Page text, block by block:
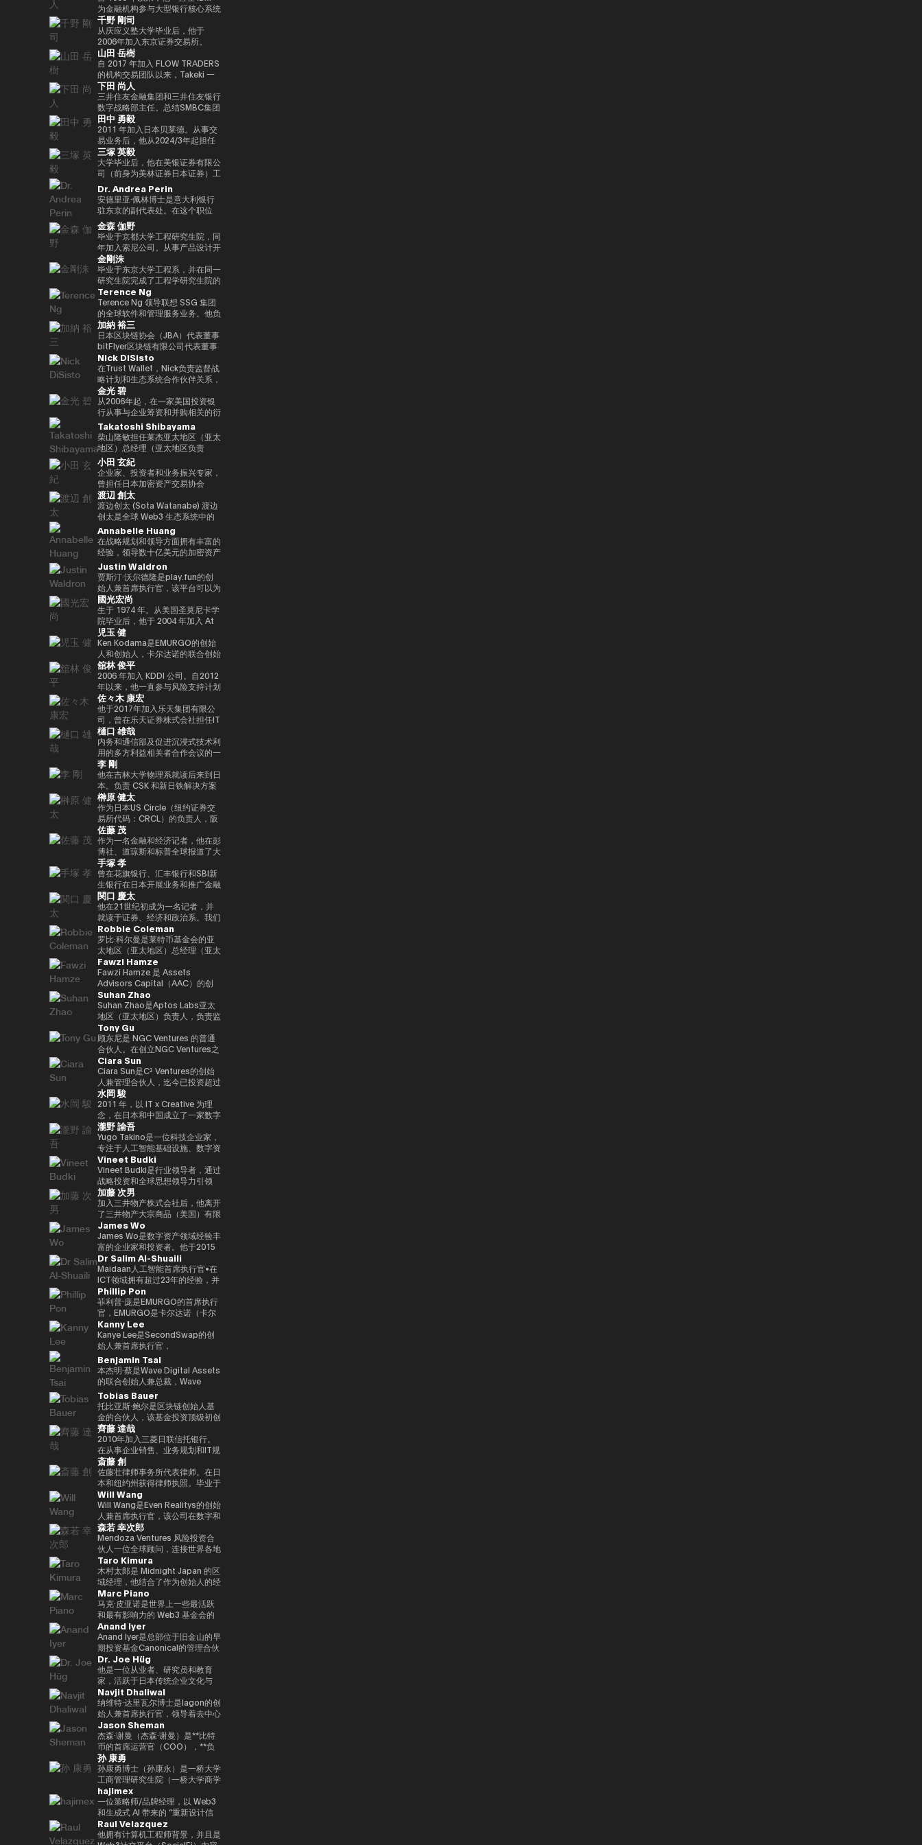
实验室，这是一个课后数字实验
室，旨在培养发散思维和设计思维
等技能，而这些技能在传统教育体
系中并不受到重视。他还是
ThinkBlaze的创始人，
ThinkBlaze是Outblaze的研究部
门，负责研究技术中具有社会意义
的问题。自2018年以来，Yat一直
是游戏行业使用区块链和NFT（不
可替代代币）的早期支持者。人们
认为，这将使游戏玩家能够真正拥
有游戏中的资产和数据，进而拥有
价值本身。Yat 对去中心化应用程
序和数字资产的潜力有了清晰的认
识，很快带领 Animoca Brands
在区块链、游戏、NFT 和开放的
元宇宙中占据了领导地位。
Animoca Brands已经开发了多个
以NFT为中心的子公司和产品组，
还投资了540多家区块链相关公
司，以建立世界上最大的区块链投
资组合之一。迄今为止，Yat先生
获得了许多荣誉，并被世界经济论
坛选为 “明日全球领袖” 之一，在
DHL/SCMP大奖中被选为 “年度青
年企业家”，并被Cointelegraph
评选为 “区块链行业值得关注的
100位人物”。此外，Yat先生是一
位接受过古典音乐正规培训的音乐
家，曾担任BAFTA（英国电影电
视艺术学院）的顾问委员会成员和
亚洲青年管弦乐团的董事会成员。
如有必要，可以准备更自然、更精
致的日语版本来介绍演讲者。
Turpin是一位经验丰富的高管，作
为连续创业者和投资者活跃了超过
35年，并成功退出多次。基于这
一往绩，成立了位于波多黎各的家
族办公室Transform Capital。他
也被称为比特币的早期投资者和思
想领袖（思想领袖），他参与了包
括以太坊和泰达币在内的重大区块
链项目的初始营销和咨询。由于这
些成就，它被CNBC称为 “加密教
父（加密教父）”。BitAngels 于
2013 年共同创立，BitAngels
Fund 1 于 2014 年共同创立。该
基金以以太坊众筹中以每枚代币
30美分的价格投资100万美元而闻
名。图尔平也是2015年开发了 “比
特币四季模型（比特币的四季）”
的人，他于2024年由天马出版社
出版的《比特币超级周期》一书获
得了高度赞誉，并因准确预测
2024/11年初比特币的历史高点更
新而受到关注。在进入数字资产领
域之前，他创立了Market
Wire（现为GlobeNewsWire）。
该公司目前是阿波罗环球管理旗下
的一个业务部门，规模约为5亿美
元。此外，作为消费互联网早期营
销的先驱，他参与了数十个著名互
联网品牌的发展，首先是The
Motley Fool、America Online
Greenhouse和Earthlink的推出。
作为教育背景，她获得了纽约州立
大学布法罗分校的创意写作硕士学
位。他获得了雪城大学的两个学士
学位，自2000年以来，他还曾在
同一所大学担任著名的纽豪斯公共
传播学院的顾问委员会成员。此
外，Turpin被认为是波多黎各比特
币和加密资产社区的先驱，并于
2016年初获得了该领域的第一份
投资者优惠认证（《投资者法
令》）。
经济学研究生院CARF的受邀研究
员。翻译内容包括 “比特币和区块
链：支持加密货币的技术”（NTT
Publishing）和 “掌握以太坊——
构建智能合约和去中心化应用程
序”（O'Reilly Japan）。合著了
《Web3的未解决问题》（日经英
国石油公司）和《13人对Web3加
密资产的未来预测》（朝日新闻出
版社）。
在加入MUIP之前，他曾在独立风
险投资公司Global Brain参与国内
和国际创业投资和CVC管理。在
此之前，他在索尼担任品类经理，
经营海外业务，负责为技术投资和
合资设立以及零售能源业务等新业
务项目提供资金。
为金融机构参与大型银行核心系统
开发和咨询服务。在微软工作后，
他参与了三菱日联金融集团的创新
业务并领导了DX项目。在AU
Financial Holdings担任执行官、
首席数字官和IT总经理以及微软的
业务执行官兼金融创新部门经理之
后，他目前担任现任职务。通用公
司协会 FINOVATORS 成立。
2021年被任命为日本区块链协会
理事。毕业于同志社大学，在东京
大学完成了第17次EMP。
千野 剛司
从庆应义塾大学毕业后，他于
2006年加入东京证券交易所。
2008年金融危机后，他参与了债
务违约管理流程改进项目，领导了
日本证券清算组织的场外衍生品
（信用违约互换和利率互换）结算
项目，并负责日本交易所集团清算
结算领域的业务规划。自2016年
以来，我一直在PWCJapan首席
执行官办公室（企业规划）支持领
导团队的战略讨论。2018/7年，
他加入了运营全球加密资产交易所
Kraken的Payward, Inc.（美
国），并为金融服务局的注册做出
了贡献。从2020/3年起，他就任
公司在日本的代表。2022/7 年，
他就任币安驻日本代表。完成了牛
津大学工商管理硕士（MBA）学
位。
山田 岳樹
自 2017 年加入 FLOW TRADERS
的机构交易团队以来，Takeki 一
直为机构投资者提供流动性服务，
通过大宗交易覆盖包括 ETF、国
际债券及数字资产在内的多种资产
类别，工作地点涵盖新加坡及香
港。 他同时负责日本业务的整体
发展，与日本国内的机构投资者、
ETF 发行方、交易平台、证券交
易所以及加密资产交易所保持密切
合作。 FLOW TRADERS 已连续
多年获得东京证券交易所颁发的
“最佳做市商”奖项。作为一家上市
公司，FLOW TRADERS 亦积极参
与包括现货加密资产及加密资产
ETF 在内的数字资产流动性提
供，致力于连接传统金融与数字资
产行业。
下田 尚人
三井住友金融集团和三井住友银行
数字战略部主任。总结SMBC集团
在数字资产方面的工作。日本银行
结算与结算服务局顾问，任期至
2025/6。结算与结算管理局利用
新技术（Project Agora等）参与
规划和推广先进的结算项目，以及
关于人工智能对金融系统的影响的
国际研究。他还参与了各种国际政
策讨论机构，例如国际清算银行结
算市场基础设施委员会
（CPMI）、七国集团数字支付专
家组（2023年联席主席）、金融
稳定委员会（FSB）创新网络和
BIS/中央银行CBDC小组。在日本
银行，他还先后担任过长崎分行经
理、香港办事处经理、金融机构局
国际科科长（负责巴塞尔监管）、
国际局规划师等职务。在财务省，
他作为国际组织司的规划官负责国
际金融（FATF、FSB等）。毕业
于一桥大学法学院。我在哈佛大学
攻读了计算机科学专业 AI。
田中 勇毅
2011 年加入日本贝莱德。从事交
易业务后，他从2024/3年起担任
贝莱德全球市场经理，负责监督交
易、证券借贷和现金管理。他还曾
在日本的数字战略领域工作。自
2025 年 1 月起，他还担任全球产
品解决方案部，负责监督同一部门
的过渡管理。
三塚 英毅
大学毕业后，他在美银证券有限公
司（前身为美林证券日本证券）工
作，在法国巴黎银行证券有限公司
担任多个职位后，他成为全球市场
管理部的首席运营官。在Web3公
司Animoca Brands Co., Ltd.成
立时担任首席运营官后，他自
2024/3年以来一直担任现任职
务。
Dr. Andrea Perin
安德里亚·佩林博士是意大利银行
驻东京的副代表处。在这个职位
上，我负责日本、韩国、台湾、澳
大利亚和新西兰的经济政策讨论和
宏观经济和金融趋势的分析。我们
还努力通过与当地金融和监管机
构、机构投资者和商界的对话，增
进对意大利经济的理解，进一步加
强两国之间的经济和金融关系。他
在中央银行、银行监管机构以及包
括欧洲中央银行（ECB）和欧洲投
资银行（EIB）在内的国际金融机
构拥有超过15年的经验，在金融
监管、治理和合规方面拥有深厚的
专业知识。我获得了罗马托尔维加
塔大学关于健全监管和监管机构制
裁权限的法学博士学位。
金森 伽野
毕业于京都大学工程研究生院，同
年加入索尼公司。从事产品设计开
发、产品策划和营销工作。之后，
我以互联网证券和经验丰富的客户
体验、CX策略推广等方式推出了
一项新的金融科技业务。于2022
年加入索尼银行，目前正在以索尼
银行DX业务规划经理的身份推广
与Web3相关的新业务规划。
金剛洙
毕业于东京大学工程系，并在同一
研究生院完成了工程学研究生院的
课程。加入花旗证券有限公司，从
事日本政府债券和利率衍生品的交
易业务。之后，他加入了松尾实验
室株式会社，一直负责机器学习项
目的规划、PoC 和开发。他于
2022年就任公司董事，还成立了
一个专门研究生成式人工智能的新
风险投资基金。
Terence Ng
Terence Ng 领导联想 SSG 集团
的全球软件和管理服务业务。他负
责推动战略性微软云解决方案提供
商 (CSP) 计划，并与微软合作推
进整体相关服务解决方案。他在安
全、软件、云和人工智能生态系统
领域领导全球市场的重要战略合作
伙伴关系和销售。 自2011年加入
联想以来，Terence Ng领导了联
想与安全、娱乐、电子商务和金融
科技等领域的领先互联网公司的全
球合作伙伴关系。它还促进了
AR/VR的战略合作伙伴关系。
Terence Ng 在索尼电子、惠普、
Navteq 公司和诺基亚等领先科技
品牌的营销、产品开发和业务开发
方面拥有 20 多年的经验。他在技
术行业的领先业务战略方面有着良
好的记录。 Terence Ng 拥有新加
坡南洋理工大学的商业研究学士学
位。他目前居住在新加坡，是区块
链和人工智能技术的狂热粉丝。
加納 裕三
日本区块链协会（JBA）代表董事
bitFlyer区块链有限公司代表董事
高盛证券有限公司等，他在
2014/1年共同创立了bitFlyer有限
公司。 自bitFlyer成立以来，它一
直在努力就国内法律的修订提出建
议，制定自我监管规则等，并先后
担任加密资产（虚拟货币）交易公
司bitFlyer USA, Inc.的首席执行官
和bitFlyer EUROPE S.A.的董事
长，从全球角度为加密资产（虚拟
货币）交易所行业的发展做出了贡
献。目前，除了担任成立于
2019/5年的bitFlyer区块链有限公
司的代表董事外，他还担任日本区
块链协会（JBA）的代表董事、一
般注册协会日本元界顾问、
ISO/TC307全国审议委员会代表
委员会成员和国防部意见领袖。
他们还以专家身份参加了2018年
七国集团就业创新部长级会议、
2019年G20/V20虚拟资产服务提
供商峰会以及由内阁秘书处主办的
公私数据利用促进基本计划执行委
员会等，并雄心勃勃地致力于
web3行业的发展。
Nick DiSisto
在Trust Wallet，Nick负责监督战
略计划和生态系统合作伙伴关系，
这些举措和生态系统合作伙伴关系
对该平台的增长和用户体验至关重
要。 他的努力涵盖了广泛的重要
领域，例如DeFi合作伙伴关系、
法定货币开/关通道、MEV（最大
提取价值）措施和核心基础设施合
作伙伴关系，旨在为全球数百万用
户提供更易于使用、安全和可扩展
的加密资产。Nick 正在用户体验
和区块链技术的交叉点推动创新，
同时与产品、安全、工程和营销等
各个部门密切合作。Nick 专注于
“将代码转化为现实世界的价值”，
正在将自托管钱包发展为下一代金
融基础设施方面发挥作用，并正在
塑造其未来。
金光 碧
从2006年起，在一家美国投资银
行从事与企业筹资和并购相关的衍
生结构设计工作达10年。2016年
加入bitFlyer有限公司后，他曾担
任首席财务官和公关，负责与金融
监管相关的系统开发。自2022年
以来，他一直负责新业务，目前是
集团首席采购官。从2025年起担
任Custodiem有限公司的董事，
他推动了国内加密资产ETF的形成
项目等。
Takatoshi Shibayama
柴山隆敏担任莱杰亚太地区（亚太
地区）总经理（亚太地区负责
人）。它监督为Web3行业和机构
投资者提供数字资产安全解决方案
的情况。到目前为止，他作为分析
师和投资者一直活跃在企业振兴和
不良投资领域超过17年。在摩根
大通和高盛等投资银行开始职业生
涯后，他加入了美国对冲基金戴维
森·肯普纳资本管理公司。之后，
他与他人共同创立了总部位于新加
坡的投资基金3D Investment
Partners。此外，在为数字资产提
供抵押管理和托管服务的
Copper，他曾担任亚太地区收入
经理（亚太区收入主管），并领导
了公司在亚太地区的业务增长。
小田 玄紀
企业家、投资者和业务振兴专家，
曾担任日本加密资产交易协会
（JVCEA）的代表董事（主
席）、SBI Holdings的董事总经
理和Bitpoint Japan Co., Ltd的
代表董事。自2001年成立自己的
公司以来，我们已经开展了各种业
务。2016年，他创立了加密货币
交易所Bitpoint并成为其首席执行
官。2019年，他被世界经济论坛
选为全球青年领袖。
渡辺 創太
渡边创太 (Sota Watanabe) 渡边
创太是全球 Web3 生态系统中的
先驱力量，也是日本最具影响力的
科技企业家之一。作为 Startale
Group 的创始人兼 CEO，渡边致
力于构建去中心化互联网的基础设
施，其核心使命是“将世界带入链
上（bringing the world
onchain）”。 渡边因领导日本最
大的公共区块链 Astar Network
而声名鹊起，该网络已成为日本
Web3 基础设施的基石。渡边职业
生涯的一个重要里程碑是与索尼集
团合作，通过 Sony Block
Solutions Labs 共同开发了以太
坊二层（Layer-2）区块链——
Soneium。这一举措将日本的区
块链技术定位在消费娱乐、人工智
能和大众普及的交汇点。 在代币
化数字资产和现实世界金融领域，
渡边主导了与 SBI Holdings 的战
略合作伙伴关系，以推进创新基础
设施建设，其中包括完全合规的日
元稳定币，以及针对代币化股票和
现实世界资产（RWA）优化的区
块链开发。
Annabelle Huang
在战略规划和领导方面拥有丰富的
经验，领导数十亿美元的加密资产
平台
Justin Waldron
贾斯汀·沃尔德隆是play.fun的创
始人兼首席执行官，该平台可以为
每款游戏提供即时的真实奖励。此
外，除了作为Playco的联合创始
人兼总裁外，我们还投资于有前途
的日本初创企业，这些初创公司有
望作为涩谷区政府发起的涩谷创业
支持计划的顾问以及X&KSK的合
作伙伴。 他还以天使投资者的身
份活跃，投资了60多家公司，尤
其以Zynga的联合创始人而闻名。
2021年，它被《商业内幕》选为
“前100名种子投资者” 之一。
國光宏尚
生于 1974 年。从美国圣莫尼卡学
院毕业后，他于 2004 年加入 At
Movie Co., Ltd.同年，他就任导
演，负责制作电影和电视剧以及开
展新业务。龟尾株式会社成立于
2007年，担任总裁兼首席执行官
一职。他于2021年从公司退休，
成为金融家有限公司的代表董事兼
首席执行官，该公司于2019年与
ThirdVerse有限公司共同成立。
他的书是《元界与网络3》（MDN
公司）。
児玉 健
Ken Kodama是EMURGO的创始
人和创始人，卡尔达诺的联合创始
人之一，也是世界领先的区块链平
台之一。凭借在加密货币和区块链
领域超过十年的经验，他通过深厚
的专业知识和长期愿景考虑了该行
业的发展。他的使命是通过区块链
技术重新定义信任和价值的概念，
加速实现下一代金融创新。Ken总
部设在新加坡，领导EMURGO考
虑发展全球金融价值链，并考虑加
入专注于技术和创新投资的风险投
资基金Taisu Ventures的投资委
员会。
舘林 俊平
2006 年加入 KDDI 公司。自2012
年以来，他一直参与风险支持计划
KDDI_Labo、风险投资基金和
KDDI开放创新基金，主要负责体
育、娱乐、XR和Web3领域的投
资和联盟。自2025/4以来，他一
直担任现任职务。
佐々木 康宏
他于2017年加入乐天集团有限公
司，曾在乐天证券株式会社担任IT
部门经理兼金融科技部副总经理，
自2018/9以来一直担任该公司的
现任职务。目前，正在推广各种措
施，以帮助提高整个国内加密资产
行业的安全水平。毕业于东京工业
大学研究生院。
樋口 雄哉
内务和通信部及促进沉浸式技术利
用的多方利益相关者合作会议的一
名成员在大学毕业后在一家信用卡
公司找到了一份工作。我在 2006
年转到了雅虎，在制定业务战略和
负责媒体和广告领域的支付/银行
服务方面积累了丰富的经验。他被
借调到日本网络银行（现为
PayPay银行），启动了商业金融
服务，并从事企业管理和营销业
务。他还负责Megabank和雅虎之
间的数字营销子公司（JV）的董
事。之后，他在DeNA和
MobilityTechnologies（现为
GO）从事MaaS业务，并参与了
GO的发布阶段。实施了多个项目
负责人。2021年加入NEC后，他
负责新的数字服务业务，例如
web3、生物识别、元宇宙和秘密
计算。
李 剛
他在吉林大学物理系就读后来到日
本。负责 CSK 和新日铁解决方案
的思科网络的设计和建设。2009
年，他创立了网星并担任总裁兼首
席执行官一职。自成立以来，它一
直专注于国际通信网关业务，并一
直在利用支付x技术的力量进行市
场创造和行为创新。
榊原 健太
作为日本US Circle（纽约证券交
易所代码：CRCL）的负责人，阪
木原健太负责监督日本的业务战略
和市场发展。它促进了国内合作伙
伴关系的建设和生态系统的扩展，
并领导了USDC的国内扩张，这是
日本新监管框架下批准的第一个稳
定币。在加入 Circle 之前，他曾
在 Google Payments 担任合作
伙伴关系和业务发展方面的领导职
务。他促进了与代表日本的支付和
金融科技公司的战略联盟，除了负
责产品合作和市场战略规划外，他
还领导了澳大利亚和新西兰的市场
发布。此外，它领导了日本金融科
技公司的收购和采购经理人指数
（收购后整合），为加强谷歌在金
融科技领域的影响力做出了贡献。
在此之前，他负责监督美洲的全球
现金管理平台，并在三井住友银行
和JRI America（纽约）向巴西市
场扩张。他在传统金融和技术方面
拥有丰富的经验。获得欧洲工商管
理学院工商管理硕士学位。毕业于
南山大学政策管理学院。
佐藤 茂
作为一名金融和经济记者，他在彭
博社、道琼斯和标普全球报道了大
约18年的金融市场和大宗商品领
域。他作为日本CoinDesk的创始
成员参与了此次发布会，并担任了
4年的主编。他于2025/1年加入日
本超级队，担任业务发展支持经
理，自2026/1年以来一直担任现
任职务。
手塚 孝
曾在花旗银行、汇丰银行和SBI新
生银行在日本开展业务和推广金融
IT项目。之后，他监督了谷歌日本
的销售，并以字节跳动
（TikTok）副总裁的身份领导了
日本的业务增长。目前，作为
Startale Japan的首席执行官兼首
席执行官，他正在促进在日本市场
商业中使用区块链技术。
関口 慶太
他在21世纪初成为一名记者，并
就读于证券、经济和政治系。我们
与Kabutocho、Kasumigaseki和
Nagatacho一起从多角度报道金
融和市场。自 2020 年起担任金融
科技编辑。自25年起担任《日经
财经》副主编。合著了《加密货币
泡沫》和《NFT 教科书》。
Robbie Coleman
罗比·科尔曼是莱特币基金会的亚
太地区（亚太地区）总经理（亚太
地区负责人）。自2017年以来，
该非营利组织一直专注于莱特币
（LTC）的推广、开发和生态系统
的发展。Robbie在数字资产/加密
资产（加密）领域工作了11年，
并支持了全球交易所、钱包、隐私
工具以及莱特币基金会活动之外的
各种项目的建立、共同创立和启
动。作为亚太区总经理，Robbie
负责与该地区的机构投资者、监管
机构和政府建立关系并扩大莱特币
的影响力。此外，他还代表莱特币
出席会议、峰会和媒体，除了在工
作量证明峰会、AusCrypto、区
块链中心和莱特币峰会上发表主题
演讲外，他还出现在CIS、Token
2049等的炉边和小组讨论会上。
此外，在Web3邻近区域，他共同
创立了马来西亚新银行（收购）和
电子钱包。此外，他还曾在多家初
创企业担任金融科技、医疗技术、
人工智能企业等战略顾问的重要职
务。
Fawzi Hamze
Fawzi Hamze 是 Assets
Advisors Capital（AAC）的创
始人兼董事长。AAC 是一家国际
投资与咨询控股集团，在东京与阿
联酋之间开展业务。AAC 负责管
理一系列专业机构的投资组合，业
务涵盖房地产投资、金融咨询、数
字资产基础设施以及科技创业项
目，致力于为希望在亚洲和海湾地
区获得结构化投资机会的国际投资
者和机构提供支持。 Hamze 在国
际金融和跨境交易领域拥有超过
15年的经验，与参与全球资本配
置和战略投资项目的私人投资者、
家族办公室以及机构合作伙伴保持
密切合作。 他的工作重点在于传
统资本市场与新兴数字基础设施的
融合，包括现实世界资产
（RWA）框架、基于区块链的投
资平台，以及机构进入不断发展的
Web3 生态系统的通道。 Hamze
还经常参与国际金融科技和 Web3
领域的讨论，围绕全球资本市场未
来架构以及区块链技术如何融入受
监管的金融体系发表见解。
Suhan Zhao
Suhan Zhao是Aptos Labs亚太
地区（亚太地区）负责人，负责监
督Aptos的区域战略、业务增长和
战略合作伙伴关系，Aptos是一款
面向机构投资者的高性能公共第一
层区块链。在加入Aptos Labs之
前，他在Ripple Labs领导了亚太
地区的重大战略合作伙伴关系和市
场网络扩张，并在与金融机构、银
行和企业公司密切合作的同时，促
进了区块链的社会实施和传播。在
他职业生涯的早期，他曾在摩根大
通和标普环球工作，并在新加坡和
伦敦积累了企业银行和大宗商品市
场的专业知识。
Tony Gu
顾东尼是 NGC Ventures 的普通
合伙人。在创立NGC Ventures之
前，他是跨境收购咨询公司
Rhodium Capital的普通合伙
人。Tony专注于北亚国家的大规
模收购交易，并在科技、金融服务
和消费领域完成了多笔交易，总交
易额超过10亿美元。
Ciara Sun
Ciara Sun是C² Ventures的创始
人兼管理合伙人，迄今已投资超过
150万美元，专注于帮助开发人员
构建和扩展下一代Web3应用程
序。在成立C² Ventures之前，他
曾担任火币集团副总裁，负责监督
全球业务发展、全球市场、机构投
资者部门、合作伙伴关系、区块链
项目上市、孵化和投资部门。作为
区块链领域的领先女性领导者，
Ciara受邀参加世界各地的活动。
她在推特上拥有超过20万粉丝，
她被描述为 “来自亚洲的全球女性
加密货币领袖”。她还是性别平等
的坚定支持者，并成立了非政府组
织 “Women Who Crypto”。
水岡 駿
2011 年，以 IT x Creative 为理
念，在日本和中国成立了一家数字
营销机构。2017年，他与他人共
同创立了定制手表制造商
UNDONE JAPAN。被任命为总裁
兼首席执行官。他还担任多家公司
的技术顾问。 2019/11 年，
UPBOND Co., Ltd. 成立。被任命
为总裁兼首席执行官。该公司提供
了一款Web3钱包 “UPBOND钱
包”，它实现了消费者可以轻松使
用的用户界面/用户体验。此外，
我们正在与在知识产权行业、建筑
行业、零售行业等领域开展先进举
措的大型公司认真推进一项利用
Web3 的共同创造项目。
瀧野 諭吾
Yugo Takino是一位科技企业家，
专注于人工智能基础设施、数字资
产和下一代金融系统的融合领域。
2025/6年，我就任艾尔有限公司
（东京证券交易所：2334）的总
裁兼首席执行官。目前，该公司正
在发展成为一个以人工智能计算基
础设施和加密原生金融服务为中心
的技术平台。此外，我们正在推广
人工智能时代的新金融平台 “Neo
Crypto Bank” 的概念，我们的目
标是整合加密资产资金管理、贷款
基础设施和可编程金融应用程序。
展望人工智能代理参与经济活动的
未来，我们正在努力建立基于区块
链的下一代金融基础设施。
Vineet Budki
Vineet Budki是行业领导者，通过
战略投资和全球思想领导力引领
Web3行业的增长。 作为专门从事
1亿美元加密资产的基金Sigma
Capital的首席执行官，他设定了
在对去中心化生态系统的坚定承诺
下，在3年内投资100多家区块链
初创公司的目标。到目前为止，投
资组合包括300多个项目，包括
Mysten Labs（Sui）、Gunzilla
和Peaq Network，这些项目显示
了对变革性技术的敏锐见解。除了
提供资金外，Budki还是一位享誉
全球的演讲者，曾在世界经济论坛
和币安区块链周等国际活动中登
台。他对市场趋势和区块链传播的
看法引起了《泰晤士报》、
《CoinDesk》和《中东企业家》
等主要媒体的关注。此外，通过社
交媒体上的积极沟通，其影响力进
一步扩大。它强调Web3的长期潜
力，而不是短期利润，并正在促进
对重新定义世界应有方式的初创企
业的投资。 基于 “Web3 是未来”
的坚定信念，Budki 是去中心化技
术发展的重要推动力。**Vineet
Budki（Vineet Budki）**是一位
行业代表，他通过战略投资和全球
思想领导力推动Web3领域的增
长。 作为专门从事1亿美元加密资
产的基金Sigma Capital的首席执
行官，他设定了在对去中心化生态
系统的坚定承诺下，在3年内投资
100多家区块链初创公司的目标。
到目前为止，投资组合包括300多
个项目，包括Mysten
Labs（Sui）、Gunzilla和Peaq
Network，这些项目显示了对变
革性技术的敏锐见解。除了提供资
金外，Budki还是一位享誉全球的
演讲者，曾在世界经济论坛和币安
区块链周等国际活动中登台。他对
市场趋势和区块链传播的看法引起
了《泰晤士报》、《CoinDesk》
和《中东企业家》等主要媒体的关
注。此外，通过社交媒体上的积极
沟通，其影响力进一步扩大。它强
调Web3的长期潜力，而不是短期
利润，并正在促进对重新定义世界
应有方式的初创企业的投资。 基
于 “Web3 是未来” 的坚定信念，
Budki 是去中心化技术发展的重要
推动力。
加藤 次男
加入三井物产株式会社后，他离开
了三井物产大宗商品（美国）有限
公司首席执行官、英国三井物产大
宗商品有限公司首席运营官、三井
物产总部产品市场经理、数字资产
市场专职总监。数字大宗商品总裁
兼首席执行官，三井物产株式会社
企业发展部主任，于2023/12年离
开三井物产株式会社，目前担任现
任职务。熟悉全球大宗商品交易。
James Wo
James Wo是数字资产领域经验丰
富的企业家和投资者。他于2015
年创立了DFG，管理的资产超过
10亿美元。他还是Ledger、
Coinlist、Circle和ChainSafe等
公司的早期投资者。它也被称为
Polkadot和Kusama Network的
早期投资者和支持者，并通过资本
分配、捐赠和对平行链拍卖的积极
支持，继续为生态系统做出重大贡
献。
Dr Salim Al-Shuaili
Maidaan人工智能首席执行官•在
ICT领域拥有超过23年的经验，并
获得了ICT（AI/DX）领域的博士
学位（PhD）•全球人工智能大使
（责任人工智能全球理事会/美
国）•国际全球ICT联合会
（IFCGICT/美国/美国）专业会员
•国际电联认证人工智能审计师
（注册人工智能审计师）•世界人
工智能理事会（加拿大）认证首席
人工智能官（首席人工智能官）)
• 海湾学院董事会（董事会）成员
• 阿曼商会数字经济和人工智能委
员会成员 • GCC（海湾合作）会
议）人工智能项目和人工智能国际
奖评审团成员 • 大学和学术顾问委
员会成员（SQU、AOU、索哈尔
大学）• 在全球首席信息官峰会
（泰国，2022年）上获得数字化
转型激励奖 • 全球首席信息官峰会
（阿塞拜疆，于（2023 年）获得
影响力开拓者奖 • 参与国家级人工
智能项目并促进技术本地化 • 提供
有关人工智能和数据 DX 的专业培
训 • 领导并参与了多个项目与电子
政务、数字化转型、人工有关情报
和第四次工业革命（采矿、智慧城
市、医疗保健、教育、旅游、农
业、物流/运输、风险和危机管
理、媒体领域）• 参加了各种国际
和国内会议、峰会、研讨会和活动
• 作为作者参与研究论文、书籍、
杂志和媒体节目
Phillip Pon
菲利普·庞是EMURGO的首席执行
官，EMURGO是卡尔达诺（卡尔
达诺）区块链的联合创始组织之
一。EMURGO正在促进区块链技
术和资产代币化的商业传播。作为
首席执行官，Philip负责监督
EMURGO的总体战略方向和全球
运营，并领导通过投资、合作伙伴
关系和基础设施开发将传统金融与
区块链连接起来的工作。
Kanny Lee
Kanye Lee是SecondSwap的创
始人兼首席执行官，
SecondSwap是一个去中心化市
场，可以对锁定代币和流动性较低
的资产进行二次交易。 作为首席
执行官，坎耶先生监督
SecondSwap战略愿景和产品开
发的执行，并正在促进创新，以增
加Web3市场的可持续流动性和可
及性。
Benjamin Tsai
本杰明·蔡是Wave Digital Assets
的联合创始人兼总裁，Wave
Digital Assets是一家在美国证券
交易委员会（SEC）注册的数字资
产管理公司。他负责监督公司的产
品开发和交易。他会说三种语言，
母语是虚拟货币，也是传统金融领
域的资深人士。Ben在新加坡美林
大宗商品公司拥有超过15年的高
级领导经验，并曾担任该公司的首
席执行官。此外，在Alliance
Bernstein，他负责监督东京、香
港、新加坡、首尔和台北的盈利分
销团队，领导业务战略。Ben曾投
资并指导过南加州的早期创业公
司。他拥有多个证券执照，并获得
了加州大学伯克利分校的工程学士
学位和加州大学洛杉矶分校安德森
管理学院的工商管理硕士学位。我
目前在同一所大学教授加密货币金
融。
Tobias Bauer
托比亚斯·鲍尔是区块链创始人基
金的合伙人，该基金投资顶级初创
公司并建立企业。他是500家初创
公司、APX、PlugandPlay、纽约
NUMA和Alchemist Accelerator
的创业导师，也是Republic的风
险合伙人。他曾在Chin
Accelerator的投资团队工作，
Chin Accelerator是SOSV在中国
运营的全球精英加速器项目，管理
的资产管理规模超过9.07亿美元。
此外，他在泰国为德国政府工作，
并作为NSTF招聘会的共同组织者
帮助学生建立职业生涯，该博览会
吸引了110万名参观者。过去，我
曾在9个国家的15个城市生活过，
并且精通中文、英语和德语。
Tobias以优异成绩获得了新加坡
国立大学和清华大学的管理学硕士
+CEMS管理硕士学位，以及因斯
布鲁克管理中心和西南财经大学的
管理和法律学士学位。
齊藤 達哉
2010年加入三菱日联信托银行。
在从事企业销售、业务规划和IT规
划之后，金融科技促进办公室于
2016年成立，是三菱日联信托银
行数字战略规划和推广的第一位负
责人。作为 “连续内部企业家（连
续内部企业家）”，他将推出一个
信息银行平台 “Dprime”、一个数
字证券平台 “Progmat”、一个稳
定币平台 “Progmat Coin”、一个
功能性的NFT平台 “Progmat
UT”，以及一个有许多组织成员的
“数字资产共同创造联盟”。2022
年，宣布通过多家金融机构、交易
所和软件公司的投资，数字资产基
础设施业务将成为一家独立公司，
并于2023/10年度成为该公司的代
表。8项专利注册。
斎藤 創
佐藤壮律师事务所代表律师。在日
本和纽约州获得律师执照。毕业于
东京大学法学院和纽约大学法学
院。在西村朝日律师事务所主要从
事金融领域（证券化、基金、衍生
品等）业务之后，目前的办公室于
2015年独立成立。它专门研究
Web3、金融科技、元界和初创公
司。他的书包括《NFT 教科书》
和《提前阅读！元界和非同质化代
币” 等。他曾担任日本区块链协会
顾问、日本STO协会审计师、日
本元界综合公司协会审计师、金融
科技协会资本市场部秘书处、
HashPort审计师和前bitFlyer外部
董事。《海外钱伯斯亚太》、《最
佳律师律师》和《Legal500》均
被评为日本金融科技律师。
Will Wang
Will Wang是Even Realitys的创始
人兼首席执行官，该公司在数字和
物理世界交汇的领域开发下一代显
示型智能眼镜。成立于 2023 年，
Even Reality “技术不应走到最前
沿；它应该悄悄地支持人们的日常
生活。” 它基于以人为中心（以人
为中心）的理念。这一理念也反映
在广受好评的 Even G1 和 G2 显
示屏智能眼镜的设计中。 在这些
产品中，人工智能是实时工作的，
自然会支持重要的对话，创造人们
可以阐明想法、自信地沟通以及专
注于工作和日常生活中的 “当下”
的体验。
森若 幸次郎
Mendoza Ventures 风险投资合
伙人一位全球顾问，连接世界各地
的家族办公室、风险投资公司和科
技公司，以促进下一代人工智能和
Web3 创新。他是门多萨风险投资
公司的风险合伙人，该公司投资于
位于波士顿和旧金山的人工智能、
金融科技和网络安全领域，还担任
总部位于瑞士和非洲的专门从事人
工智能和Web3领域的风险投资公
司CV VC的顾问。目前，他参与
支持全球10多家公司的风险投
资。此外，他还担任联合国：
Block（拉脱维亚）、WAIB摩纳
哥峰会（摩纳哥）、VI3NNA 大会
（奥地利）、世界风险论坛（奥地
利）等区块链和创新领域的国际会
议的大使，并参与连接世界各地创
业生态系统的活动。在2013年完
成哈佛商学院（PLD）学业后，他
获得了研究生资格。
Taro Kimura
木村太郎是 Midnight Japan 的区
域经理，他结合了作为创始人的经
验、企业进入市场 (GTM) 领导层
和国际业务经验。目前，他负责监
督Midnight在日本市场的战略，
并正在促进GTM、企业协作、社
区发展和生态系统传播。在迄今为
止的职业生涯中，我积累了在快速
成长的初创公司和跨国公司的经
验。作为 Mycel 的联合创始人，
他领导了全球 GTM、合作伙伴关
系、投资者支持和下一代互操作性
基础设施协议的运营。在进入
Web3 行业之前，他曾在
LinkedIn 担任全球企业销售总
监，与日本主要跨国公司建立战略
合作伙伴关系，并推动大规模的
SaaS 实施项目。它还参与了生态
系统的发展，例如dYdX、SEI、
EclipseFi和Umi Network。我出
生在日本，在印度尼西亚长大，会
说三种语言：英语、日语和印尼
语。从上智大学毕业后，她在
NTT Communications从事全球
网络运营工作，然后将自己的职业
Marc Piano
马克·皮亚诺是世界上一些最活跃
和最有影响力的 Web3 基金会的
独立董事（独立唱片总监）和顾
问。在数字资产生态系统的顶层，
值得信赖的是，它可以监督治理、
合规和长期可持续性。Marc 的职
业生涯以法律为基础，此前曾在一
家大型离岸律师事务所担任法律顾
问（法律顾问），并积极担任该公
司全球 Web3 业务的核心设计
师。作为该领域的权威，它受到主
要法律目录的高度重视。凭借如此
扎实的法律界背景和多年的一线咨
询经验，Marc拥有罕见的监管策
略师和董事会级州长的双重职位。
Marc的专业知识也得到了他对行
业知识基础的重大贡献的支持。除
了为英格兰和威尔士律师协会（英
格兰和威尔士律师协会）（2020-
2023）共同创立了 “区块链法律事
务/监管指南”（2020-2023）外，
他还为英属维尔京群岛 “信托和基
Anand Iyer
Anand Iyer是总部位于旧金山的早
期投资基金Canonical的管理合伙
人，专注于投资人工智能、机器人
和加密资产等前沿技术。艾尔是一
位在硅谷拥有多年经验的资深人
士。他的职业生涯始于 2005 年在
微软担任产品经理，然后创立了
Trusted。该公司于2018年被上
市公司Care收购。之后，他们加
入了光速，并作为风险合伙人参与
了Phantom、Alchemy、
Arbitrum和Mysten等区块链相关
公司。作为教育背景，他获得了普
渡大学的计算机工程学位。
Dr. Joe Hüg
他是一位从业者、研究员和教育
家，活跃于日本传统企业文化与
Web3 和 AI 等尖端技术交汇的领
域。在信息管理创新专业大学
（IU）担任创业实践教授期间，作
为TEDxInnovationU的首席组织
者和被许可人，她还促进跨代和跨
领域的知识共享。通过为三菱和富
士通等跨国公司提供咨询经验，积
累有关企业创新和数字化转型
（DX）的实用知识。从中小型企
业到大型企业，我们提供了支持，
在利用我们的文化优势的同时，战
略性地引入新技术。此外，通过在
创始人研究所和Techstars等国际
加速器的指导经验，他还在连接日
Navjit Dhaliwal
纳维特·达里瓦尔博士是Iagon的创
始人兼首席执行官，领导着去中心
化云服务行业。达里瓦尔博士拥有
创立和经营多家成功公司的经验，
例如Mjösa Tannklinikk、Arbo
Lab AS和CanPol AS，是一位久
经考验的连续创业者。我曾就读于
波兹南医科大学和麦克马斯特大
学，并获得了牙科博士（博士学
位）和医学学士学位。
Jason Sheman
杰森·谢曼（杰森·谢曼）是**比特
币的首席运营官（COO），**负
责监督代表加密资产行业的消费平
台的整体全球运营。他在公司工作
了8年以上，支持亚洲、中东、欧
洲和美国等地区的业务扩张，并在
Bitcoin.com的国际增长中发挥了
重要作用。杰森曾参与总部设在东
京的Bitcoin.com成立之初，他顺
应了公司的发展，领导了向目前全
孙 康勇
孙康勇博士（孙康永）是一桥大学
工商管理研究生院（一桥大学商学
院，ICS）的副教授，该学院是日
本领先的全球管理教育机构之一。
**明尼苏达大学卡尔森管理学院战
略管理（战略管理）博士（博士）
检索到**。研究和教育领域侧重于
hajimex
一位策略师/品牌经理，以 Web3
和生成式 AI 带来的 “重新设计信
任、价值和智能” 为主题，探索技
术与社会结构的交汇点。作为涩谷
Raul Velazquez
他拥有计算机工程师背景，并且是